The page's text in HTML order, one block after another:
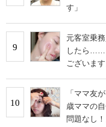
す」
9
元客室乗
したら……
ございます
10
「ママ友
歳ママの
問題なし！